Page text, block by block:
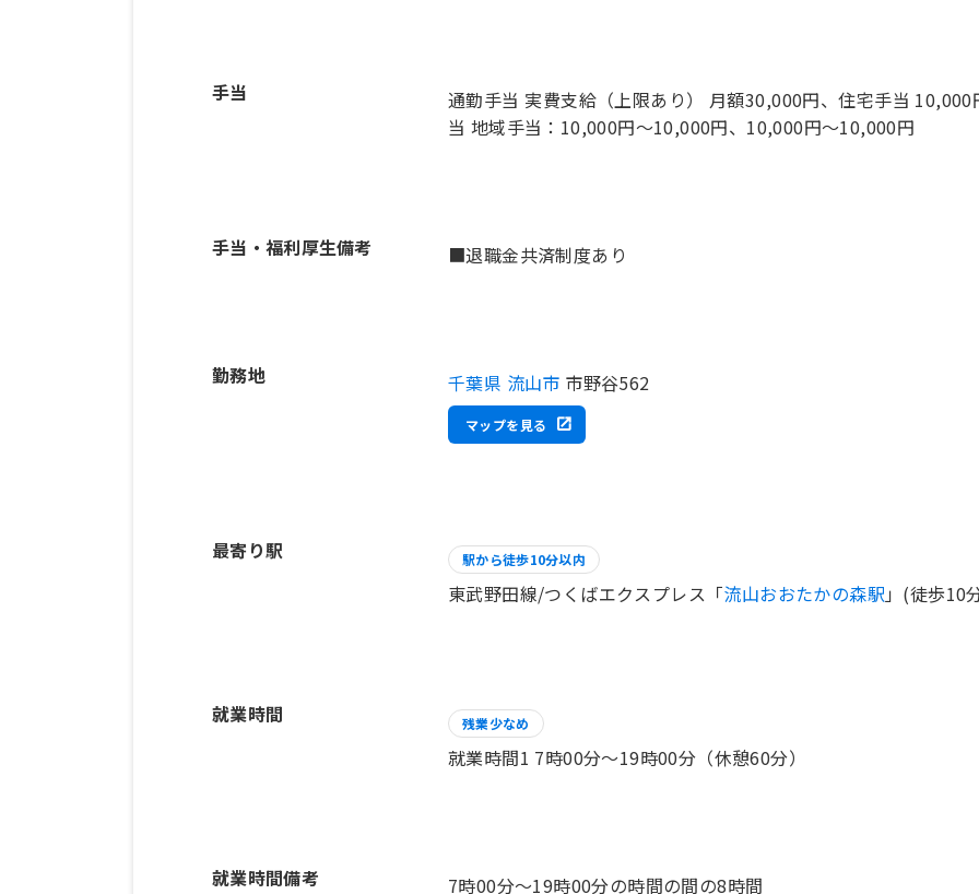
手当
通勤手当 実費支給（上限あり） 月額30,000円、住宅手当
当 地域手当：10,000円～10,000円、10,000円～10,000円
手当・福利厚生備考 ■退職金共済制度あり
勤務地 千葉県 流山市 市野谷562
マップを見る
最寄り駅 駅から徒歩10分以内
東武野田線/つくばエクスプレス「流山おおたかの森駅 」(徒歩10
就業時間 残業少なめ
就業時間1 7時00分〜19時00分（休憩60分）
就業時間備考 7時00分～19時00分の時間の間の8時間